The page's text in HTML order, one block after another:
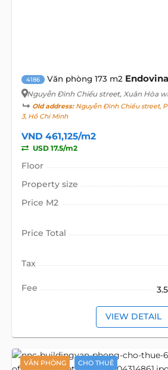
4186 Văn phòng 173 m2
Nguyễn Đình Chiểu street, Xuân Hòa
Old address:Nguyễn Đình Chiểu street,
3, Hồ Chí Minh
VND 461,125/m2
USD 17.5/m2
Floor
Property size
Price M2
Price Total
Tax
Fee
VIEW DETAIL
VĂN PHÒNG CHO THUÊ